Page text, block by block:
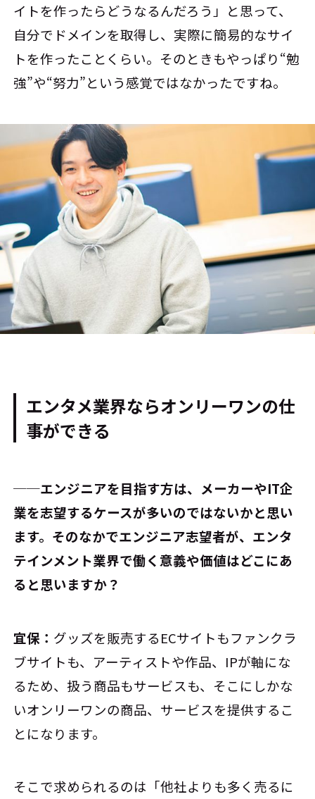
イトを作ったらどうなるんだろう」と思って、
自分でドメインを取得し、実際に簡易的なサイ
トを作ったことくらい。そのときもやっぱり“勉
強”や“努力”という感覚ではなかったですね。
エンタメ業界ならオンリーワンの仕
事ができる
──エンジニアを目指す方は、メーカーやIT企
業を志望するケースが多いのではないかと思い
ます。そのなかでエンジニア志望者が、エンタ
テインメント業界で働く意義や価値はどこにあ
ると思いますか？
宜保： グッズを販売するECサイトもファンクラ
ブサイトも、アーティストや作品、IPが軸にな
るため、扱う商品もサービスも、そこにしかな
いオンリーワンの商品、サービスを提供するこ
とになります。
そこで求められるのは「他社よりも多く売るに